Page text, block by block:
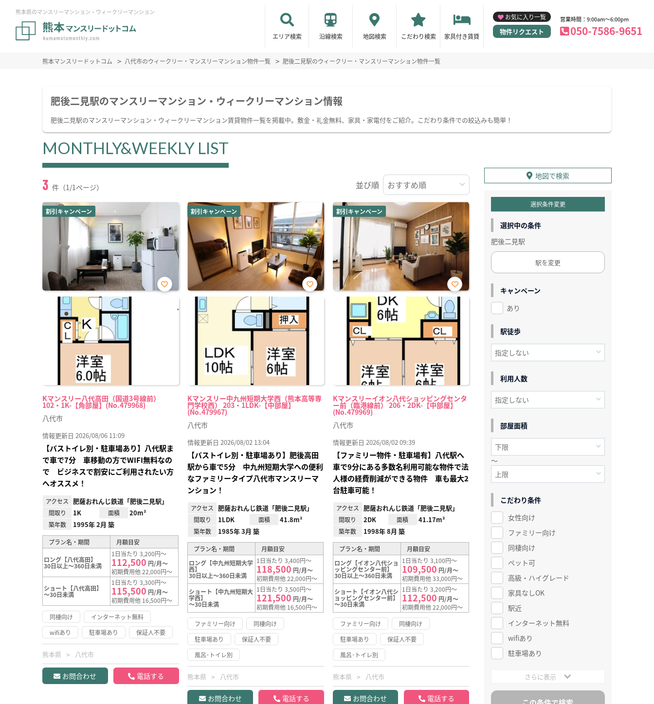
熊本県のマンスリーマンション・ウィークリーマンション
エリア検索 沿線検索 地図検索 こだわり検索 家具付き賃貸
お気に入り一覧
物件リクエスト
営業時間：9:00am～6:00pm
050-7586-9651
熊本マンスリードットコム 八代市のウィークリー・マンスリーマンション物件一覧 肥後二見駅のウィークリー・マンスリーマンション物件一覧
肥後二見駅のマンスリーマンション・ウィークリーマンション情報
肥後二見駅のマンスリーマンション・ウィークリーマンション賃貸物件一覧を掲載中。敷金・礼金無料、家具・家電付をご紹介。こだわり条件での絞込みも簡単！
MONTHLY&WEEKLY LIST
3 件（1/1ページ） 並び順
割引キャンペーン
Kマンスリー八代高田（国道3号線前）
102・1K-【角部屋】(No.479968)
お気
八代市
情報更新日 2026/08/06 11:09
【バストイレ別・駐車場あり】八代駅ま
で車で7分 車移動の方でWIFI無料なの
で ビジネスで割安にご利用されたい方
へオススメ！
アクセス 肥薩おれんじ鉄道「肥後二見駅」
間取り 1K 面積 20m²
築年数 1995年 2月 築
プラン名・期間 月額目安
ロング【八代高田】
30日以上～360日未満
1日当たり 3,200円～
112,500 円/月～
初期費用他 22,000円～
ショート【八代高田】
～30日未満
1日当たり 3,300円～
115,500 円/月～
初期費用他 16,500円～
同棲向け
インターネット無料
wifiあり
駐車場あり 保証人不要
熊本県 八代市
お問合わせ 電話する
割引キャンペーン
Kマンスリー中九州短期大学西（熊本高等専
門学校西） 203・1LDK-【中部屋】
(No.479967)
お気
り登
録
八代市
情報更新日 2026/08/02 13:04
【バストイレ別・駐車場あり】肥後高田
駅から車で5分 中九州短期大学への便利
なファミリータイプ八代市マンスリーマ
ンション！
アクセス 肥薩おれんじ鉄道「肥後二見駅」
間取り 1LDK 面積 41.8m²
築年数 1985年 3月 築
プラン名・期間
月額目安
ロング【中九州短期大学
西】
30日以上～360日未満
1日当たり 3,400円～
118,500 円/月～
初期費用他 22,000円～
ショート【中九州短期大
学西】
～30日未満
1日当たり 3,500円～
121,500 円/月～
初期費用他 16,500円～
ファミリー向け
同棲向け
駐車場あり
保証人不要
風呂･トイレ別
熊本県 八代市
お問合わせ 電話する
割引キャンペーン
Kマンスリーイオン八代ショッピングセンタ
ー前（臨港線前） 206・2DK-【中部屋】
(No.479969)
お気
に入
り登
録
八代市
情報更新日 2026/08/02 09:39
【ファミリー物件・駐車場有】八代駅へ
車で9分にある多数名利用可能な物件で法
人様の経費削減ができる物件 車も最大2
台駐車可能！
アクセス 肥薩おれんじ鉄道「肥後二見駅」
間取り 2DK 面積 41.17m²
築年数 1998年 8月 築
プラン名・期間
月額目安
ロング【イオン八代ショ
ッピングセンター前】
30日以上～360日未満
1日当たり 3,100円～
109,500 円/月～
初期費用他 33,000円～
ショート【イオン八代シ
ョッピングセンター前】
～30日未満
1日当たり 3,200円～
112,500 円/月～
初期費用他 22,000円～
ファミリー向け
同棲向け
駐車場あり
保証人不要
風呂･トイレ別
熊本県 八代市
お問合わせ 電話する
地図で検索
選択条件変更
選択中の条件
肥後二見駅
駅を変更
キャンペーン
あり
駅徒歩
利用人数
部屋面積
～
こだわり条件
女性向け
ファミリー向け
同棲向け
ペット可
高級・ハイグレード
家具なしOK
駅近
インターネット無料
wifiあり
駐車場あり
さらに表示